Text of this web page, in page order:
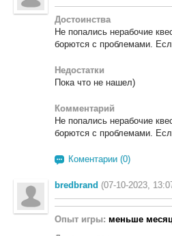
Достоинства
Не попались нерабочие
борются с проблемами.
Недостатки
Пока что не нашел)
Комментарий
Не попались нерабочие
борются с проблемами.
Коментарии (0)
bredbrand (07-10-2023,
Опыт игры: меньше